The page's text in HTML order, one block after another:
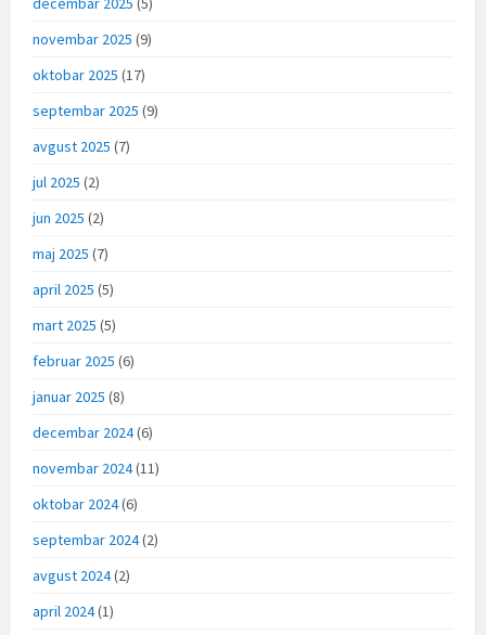
novembar 2025 (9)
oktobar 2025 (17)
septembar 2025 (9)
avgust 2025 (7)
jul 2025 (2)
jun 2025 (2)
maj 2025 (7)
april 2025 (5)
mart 2025 (5)
februar 2025 (6)
januar 2025 (8)
decembar 2024(6)
novembar 2024(11)
oktobar 2024(6)
septembar 2024(2)
avgust 2024(2)
april 2024(1)